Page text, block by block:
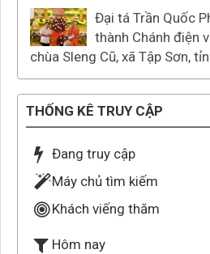
Đại tá Trần Quốc
thành Chánh điện
chùa Sleng Cũ, xã Tập Sơn,
THỐNG KÊ TRUY CẬP
Đang truy cập
Máy chủ tìm kiếm
Khách viếng thăm
Hôm nay